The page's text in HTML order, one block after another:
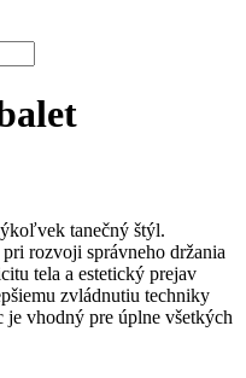
tanečný štýl.
rozvoji správneho držania
tela a estetický prejav
zvládnutiu techniky
je vhodný pre úplne všetkých